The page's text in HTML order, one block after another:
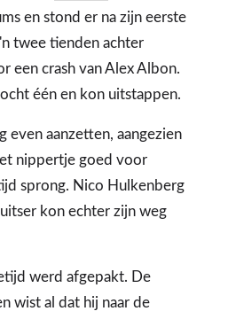
en stond er na zijn eerste
twee tienden achter
een crash van Alex Albon.
één en kon uitstappen.
even aanzetten, aangezien
nippertje goed voor
sprong. Nico Hulkenberg
kon echter zijn weg
werd afgepakt. De
wist al dat hij naar de